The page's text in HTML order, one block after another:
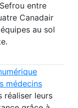
entre
Canadair
au sol
médecins
réaliser leurs